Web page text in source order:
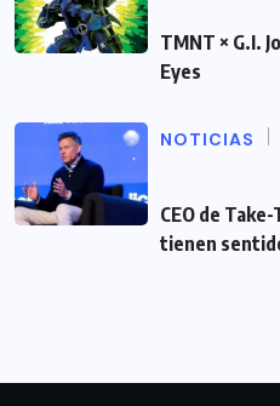
TMNT × G.I.
Eyes
NOTICIAS
CEO de
tienen